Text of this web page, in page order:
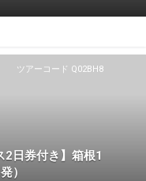
ツアーコード Q02BH8
日券付き】箱根1
）